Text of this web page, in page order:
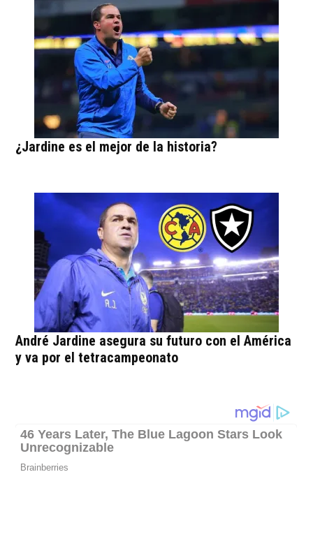
¿Jardine es el mejor de la historia?
André Jardine asegura su futuro con el América
y va por el tetracampeonato